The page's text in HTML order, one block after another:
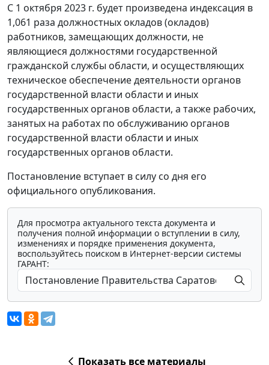
С 1 октября 2023 г. будет произведена индексация в
1,061 раза должностных окладов (окладов)
работников, замещающих должности, не
являющиеся должностями государственной
гражданской службы области, и осуществляющих
техническое обеспечение деятельности органов
государственной власти области и иных
государственных органов области, а также рабочих,
занятых на работах по обслуживанию органов
государственной власти области и иных
государственных органов области.
Постановление вступает в силу со дня его
официального опубликования.
Для просмотра актуального текста документа и
получения полной информации о вступлении в силу,
изменениях и порядке применения документа,
воспользуйтесь поиском в Интернет-версии системы
ГАРАНТ:
Показать все материалы